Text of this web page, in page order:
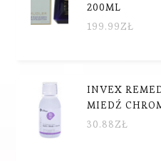
200ML
199.99ZŁ
INVEX
MIEDŹ
30.88ZŁ